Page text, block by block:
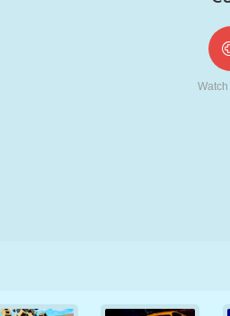
ROBOTS